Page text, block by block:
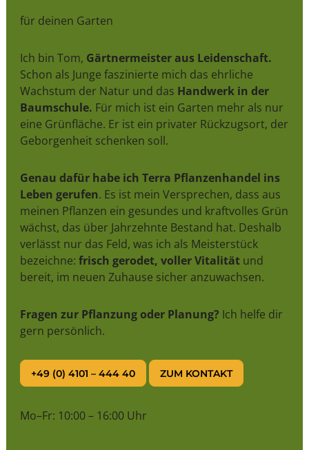
für deinen Garten
Ich bin Tom, Gärtnermeister aus Leidenschaft.
Schon als Junge faszinierte mich das ehrliche
Wachstum der Natur und das Handwerk in der
Baumschule. Für mich ist ein Garten mehr als nur
eine Grünfläche. Er ist ein privater Rückzugsort, der
Geborgenheit schenken soll.
Genau dafür habe ich Terra Pflanzenhandel ins
Leben gerufen. Es ist mein Versprechen, dass aus
meinen Pflanzen ein gesundes und kraftvolles Grün
wächst, das über Jahrzehnte Bestand hat. Deshalb
verlässt nur das Feld, was ich als Meisterstück
bezeichne: frisch gerodet, voller Vitalitätund
bereit, im neuen Zuhause sicher anzuwachsen.
Fragen zur Pflanzung oder Planung? Ich helfe dir
gern persönlich.
+49 (0) 4101 – 444 40 ZUM KONTAKT
Mo–Fr: 10:00 – 16:00 Uhr